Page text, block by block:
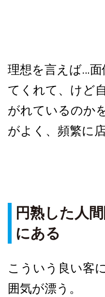
理想を言えば…
てくれて、けど
がれているのか
がよく、頻繁に
円熟した人
にある
こういう良い客
囲気が漂う。